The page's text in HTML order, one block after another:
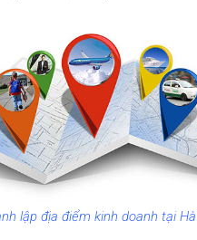
lập địa điểm kinh doanh tại